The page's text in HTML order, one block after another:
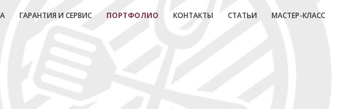
ГАРАНТИЯ И СЕРВИС ПОРТФОЛИО КОНТАКТЫ СТАТЬИ МАСТЕР-КЛАСС